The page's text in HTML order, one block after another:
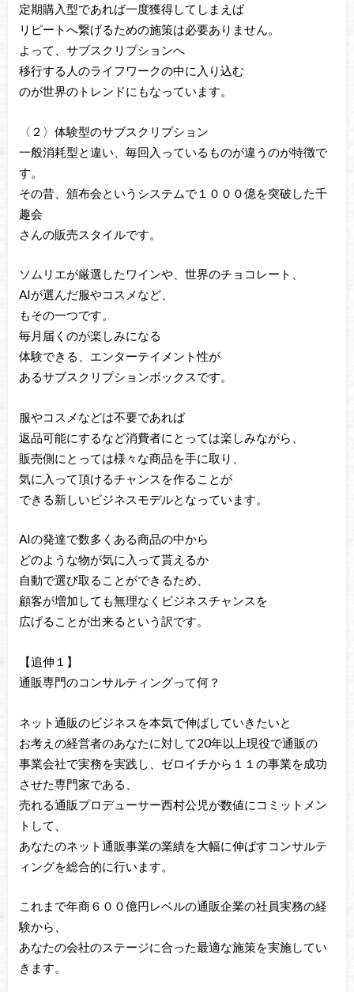
定期購入型であれば一度獲得してしまえば
リピートへ繋げるための施策は必要ありません。
よって、サブスクリプションへ
移行する人のライフワークの中に入り込む
のが世界のトレンドにもなっています。
〈２〉体験型のサブスクリプション
一般消耗型と違い、毎回入っているものが違うのが特徴で
す。
その昔、頒布会というシステムで１０００億を突破した千
趣会
さんの販売スタイルです。
ソムリエが厳選したワインや、世界のチョコレート、
AIが選んだ服やコスメなど、
もその一つです。
毎月届くのが楽しみになる
体験できる、エンターテイメント性が
あるサブスクリプションボックスです。
服やコスメなどは不要であれば
返品可能にするなど消費者にとっては楽しみながら、
販売側にとっては様々な商品を手に取り、
気に入って頂けるチャンスを作ることが
できる新しいビジネスモデルとなっています。
AIの発達で数多くある商品の中から
どのような物が気に入って貰えるか
自動で選び取ることができるため、
顧客が増加しても無理なくビジネスチャンスを
広げることが出来るという訳です。
【追伸１】
通販専門のコンサルティングって何？
ネット通販のビジネスを本気で伸ばしていきたいと
お考えの経営者のあなたに対して20年以上現役で通販の
事業会社で実務を実践し、ゼロイチから１１の事業を成功
させた専門家である、
売れる通販プロデューサー西村公児が数値にコミットメン
トして、
あなたのネット通販事業の業績を大幅に伸ばすコンサルテ
ィングを総合的に行います。
これまで年商６００億円レベルの通販企業の社員実務の経
験から、
あなたの会社のステージに合った最適な施策を実施してい
きます。